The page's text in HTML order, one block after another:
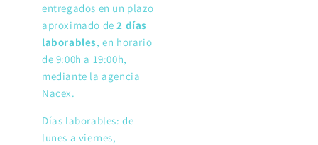
entregados en un plazo
aproximado de 2 días
laborables, en horario
de 9:00h a 19:00h,
mediante la agencia
Nacex.
Días laborables: de
lunes a viernes,